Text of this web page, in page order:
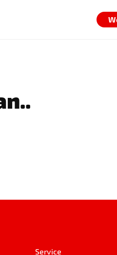
Service